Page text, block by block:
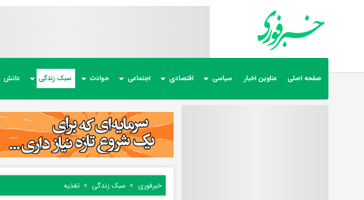
صفحه اصلی عناوین اخبار سیاسی اقتصادی اجتماعی حوادث سبک زندگی دانش
خبرفوری سبک زندگی تغذیه